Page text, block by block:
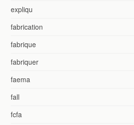
expliqu
fabrication
fabrique
fabriquer
faema
fall
fcfa